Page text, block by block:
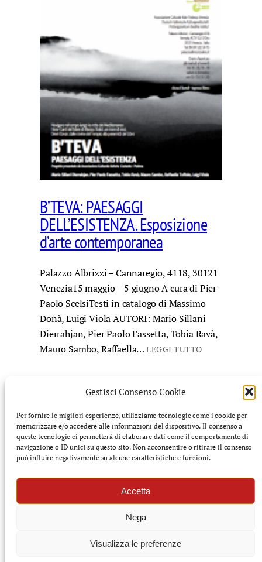
Gestisci Consenso Cookie
Per fornire le migliori esperienze, utilizziamo tecnologie come i cookie per
memorizzare e/o accedere alle informazioni del dispositivo. Il consenso a
queste tecnologie ci permetterà di elaborare dati come il comportamento di
navigazione o ID unici su questo sito. Non acconsentire o ritirare il consenso
può influire negativamente su alcune caratteristiche e funzioni.
Accetta
Nega
Visualizza le preferenze
B’TEVA: PAESAGGI
DELL’ESISTENZA. Esposizione
d’arte contemporanea
Palazzo Albrizzi – Cannaregio, 4118, 30121
Venezia15 maggio – 5 giugno A cura di Pier
Paolo ScelsiTesti in catalogo di Massimo
Donà, Luigi Viola AUTORI: Mario Sillani
Dierrahjan, Pier Paolo Fassetta, Tobia Ravà,
Mauro Sambo, Raffaella…LEGGI TUTTO
©️ Finnegans: rivista di cultura mediterranea – Tutti i
diritti riservati
f
i
s
l
e